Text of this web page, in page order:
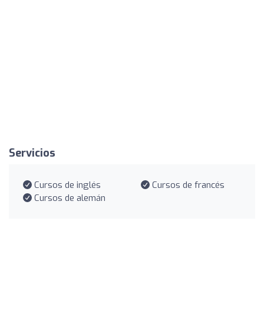
Servicios
Cursos de inglés
Cursos de francés
Cursos de alemán